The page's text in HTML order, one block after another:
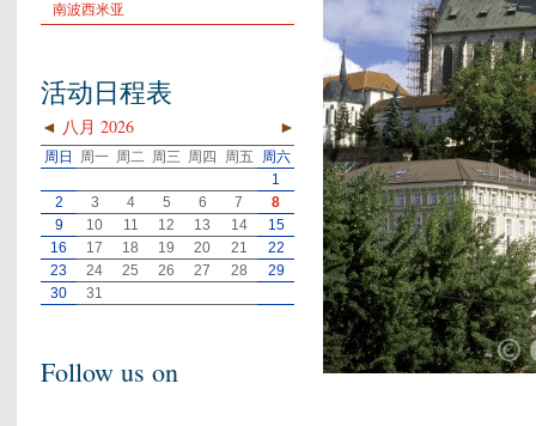
南波西米亚
活动日程表
◄ ►
八月 2026
周日 周一 周二 周三 周四 周五
周六
1
2
3 4 5 6 7
8
9
10 11 12 13 14
15
16
17 18 19 20 21
22
23
24 25 26 27 28
29
30
31
Follow us on